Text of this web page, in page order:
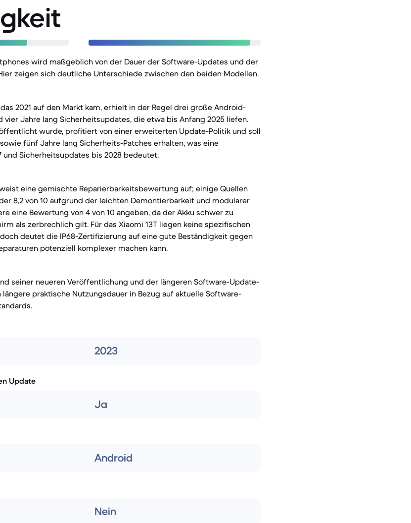
wird maßgeblich von der Dauer der Software-Updates und der
zeigen sich deutliche Unterschiede zwischen den beiden Modellen.
das 2021 auf den Markt kam, erhielt in der Regel drei große Android-
Jahre lang Sicherheitsupdates, die etwa bis Anfang 2025 liefen.
wurde, profitiert von einer erweiterten Update-Politik und soll
fünf Jahre lang Sicherheits-Patches erhalten, was eine
und Sicherheitsupdates bis 2028 bedeutet.
weist eine gemischte Reparierbarkeitsbewertung auf; einige Quellen
8,2 von 10 aufgrund der leichten Demontierbarkeit und modularer
eine Bewertung von 4 von 10 angeben, da der Akku schwer zu
als zerbrechlich gilt. Für das Xiaomi 13T liegen keine spezifischen
deutet die IP68-Zertifizierung auf eine gute Beständigkeit gegen
potenziell komplexer machen kann.
seiner neueren Veröffentlichung und der längeren Software-Update-
praktische Nutzungsdauer in Bezug auf aktuelle Software-
2023
Update
Ja
Android
Nein